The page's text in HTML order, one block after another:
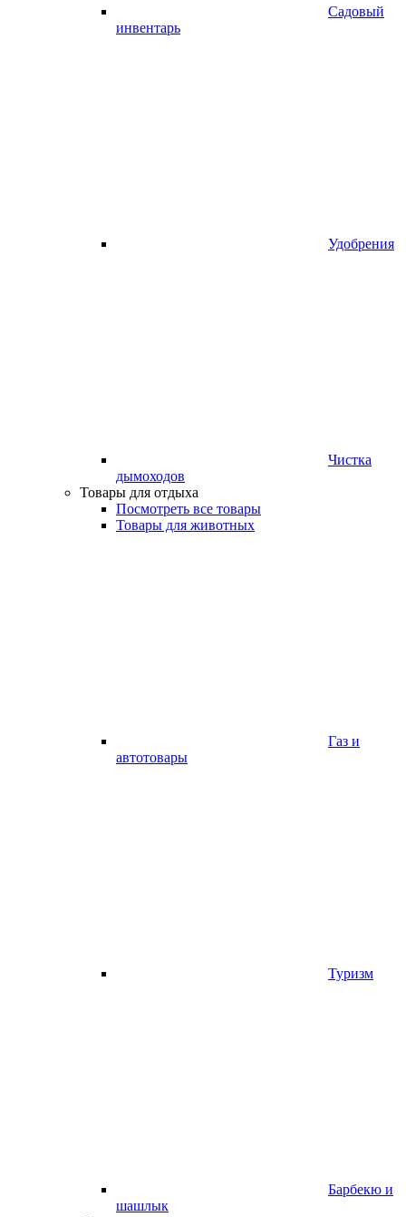
Садовый
инвентарь
Удобрения
Чистка
дымоходов
Товары для отдыха
Посмотреть все товары
Товары для животных
Газ и
автотовары
Туризм
Барбекю и
шашлык